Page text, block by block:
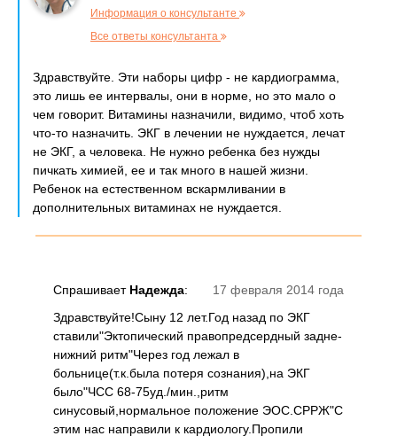
Информация о консультанте
Все ответы консультанта
Здравствуйте. Эти наборы цифр - не кардиограмма,
это лишь ее интервалы, они в норме, но это мало о
чем говорит. Витамины назначили, видимо, чтоб хоть
что-то назначить. ЭКГ в лечении не нуждается, лечат
не ЭКГ, а человека. Не нужно ребенка без нужды
пичкать химией, ее и так много в нашей жизни.
Ребенок на естественном вскармливании в
дополнительных витаминах не нуждается.
17 февраля 2014 года
Спрашивает Надежда:
Здравствуйте!Сыну 12 лет.Год назад по ЭКГ
ставили"Эктопический правопредсердный задне-
нижний ритм"Через год лежал в
больнице(т.к.была потеря сознания),на ЭКГ
было"ЧСС 68-75уд./мин.,ритм
синусовый,нормальное положение ЭОС.СРРЖ"С
этим нас направили к кардиологу.Пропили